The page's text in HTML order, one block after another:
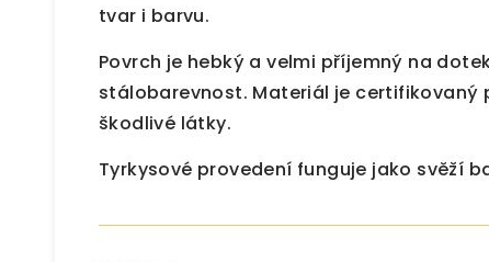
tvar i barvu.
Povrch je hebký a velmi příjemný na
stálobarevnost. Materiál je certifikovaný
škodlivé látky.
Tyrkysové provedení funguje jako svěží